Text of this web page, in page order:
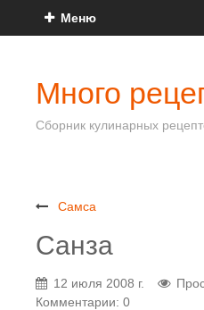
Меню
Много
Сборник кулинарных
Самса
Санза
12 июля 2008 г.
Комментарии: 0